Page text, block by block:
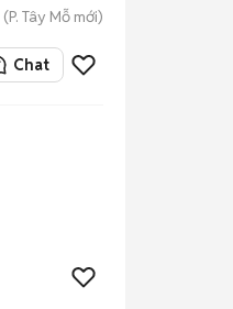
(P. Tây Mỗ mới)
Chat